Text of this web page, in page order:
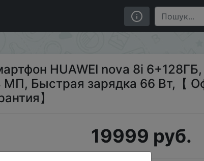
64 МП, Быстрая зарядка 66 Вт,【
HUAWEI nova 8i
МП, Быстрая зарядка 66 Вт,【
】
19999 руб.